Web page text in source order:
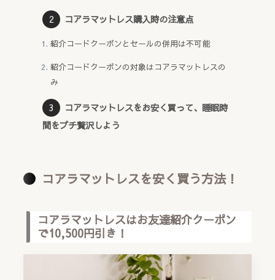
コアラマットレス購入時の注意点
紹介コードクーポンとセールの併用は不可能
紹介コードクーポンの対象はコアラマットレスの
み
コアラマットレスをお安く買って、睡眠時
間をプチ贅沢しよう
コアラマットレスを安く買う方法！
コアラマットレスはお友達紹介クーポン
で10,500円引き！